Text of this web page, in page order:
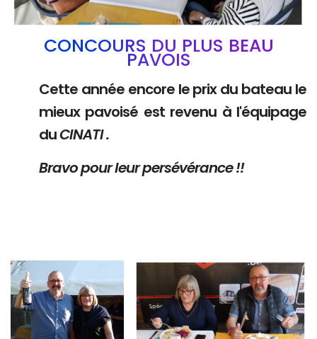
CONCOURS DU PLUS BEAU
PAVOIS
Cette année encore le prix du bateau le
mieux pavoisé est revenu à l'équipage
duCINATI .
Bravo pour leur persévérance !!
Branding
ARMCHAIR ARMCHAIR